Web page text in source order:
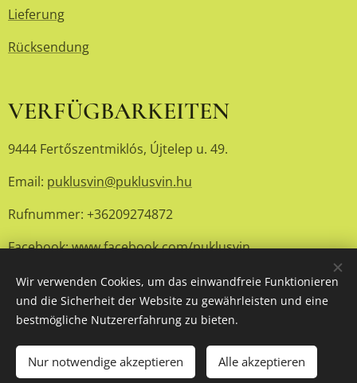
Lieferung
Rücksendung
VERFÜGBARKEITEN
9444 Fertőszentmiklós, Újtelep u. 49.
Email: puklusvin@puklusvin.hu
Rufnummer: +36209274872
Facebook:www.facebook.com/puklusvin
© 2024 Puklusvin Kft. Cookies
Sprachen
Magyar
Deutsch
Wir verwenden Cookies, um das einwandfreie Funktionieren
und die Sicherheit der Website zu gewährleisten und eine
bestmögliche Nutzererfahrung zu bieten.
Nur notwendige akzeptieren Alle akzeptieren